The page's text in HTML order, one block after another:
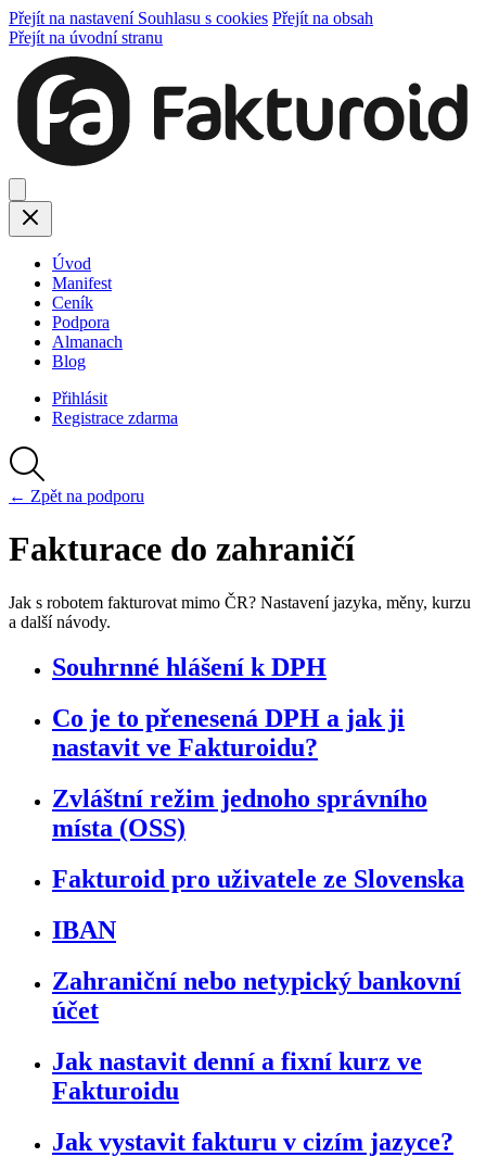
Přejít na nastavení Souhlasu s cookies Přejít na obsah
Přejít na úvodní stranu
Úvod
Manifest
Ceník
Podpora
Almanach
Blog
Přihlásit
Registrace zdarma
← Zpět na podporu
Fakturace do zahraničí
Jak s robotem fakturovat mimo ČR? Nastavení jazyka, měny, kurzu
a další návody.
Souhrnné hlášení k DPH
Co je to přenesená DPH a jak ji
nastavit ve Fakturoidu?
Zvláštní režim jednoho správního
místa (OSS)
Fakturoid pro uživatele ze Slovenska
IBAN
Zahraniční nebo netypický bankovní
účet
Jak nastavit denní a fixní kurz ve
Fakturoidu
Jak vystavit fakturu v cizím jazyce?